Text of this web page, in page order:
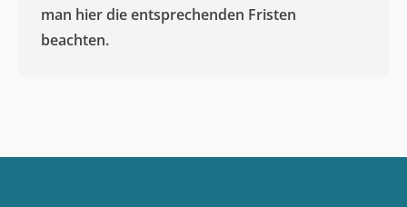
man hier die entsprechenden Fristen
beachten.